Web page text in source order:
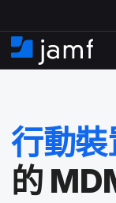
​
至
​
內
住
家
行動​
的